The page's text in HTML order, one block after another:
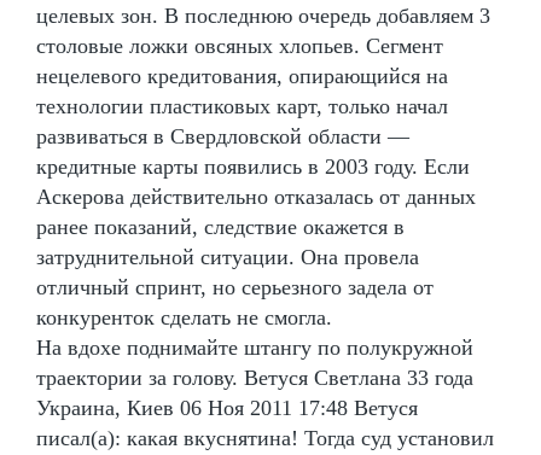
целевых зон. В последнюю очередь добавляем 3
столовые ложки овсяных хлопьев. Сегмент
нецелевого кредитования, опирающийся на
технологии пластиковых карт, только начал
развиваться в Свердловской области —
кредитные карты появились в 2003 году. Если
Аскерова действительно отказалась от данных
ранее показаний, следствие окажется в
затруднительной ситуации. Она провела
отличный спринт, но серьезного задела от
конкуренток сделать не смогла.
На вдохе поднимайте штангу по полукружной
траектории за голову. Ветуся Светлана 33 года
Украина, Киев 06 Ноя 2011 17:48 Ветуся
писал(а): какая вкуснятина! Тогда суд установил